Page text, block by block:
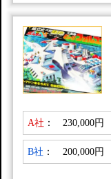
A社 ： 230,000円
B社 ： 200,000円